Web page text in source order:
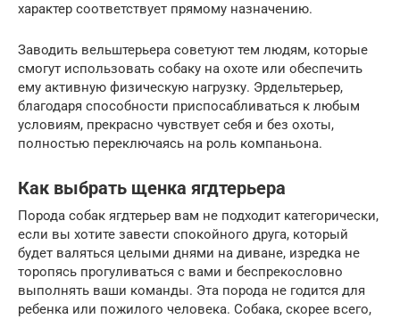
характер соответствует прямому назначению.
Заводить вельштерьера советуют тем людям, которые
смогут использовать собаку на охоте или обеспечить
ему активную физическую нагрузку. Эрдельтерьер,
благодаря способности приспосабливаться к любым
условиям, прекрасно чувствует себя и без охоты,
полностью переключаясь на роль компаньона.
Как выбрать щенка ягдтерьера
Порода собак ягдтерьер вам не подходит категорически,
если вы хотите завести спокойного друга, который
будет валяться целыми днями на диване, изредка не
торопясь прогуливаться с вами и беспрекословно
выполнять ваши команды. Эта порода не годится для
ребенка или пожилого человека. Собака, скорее всего,